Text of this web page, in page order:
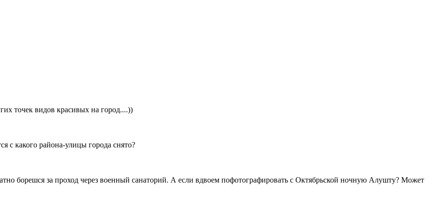
точек видов красивых на город....))
с какого района-улицы города снято?
борешся за проход через военный санаторий. А если вдвоем пофотографировать с Октябрьской ночную Алушту? Может